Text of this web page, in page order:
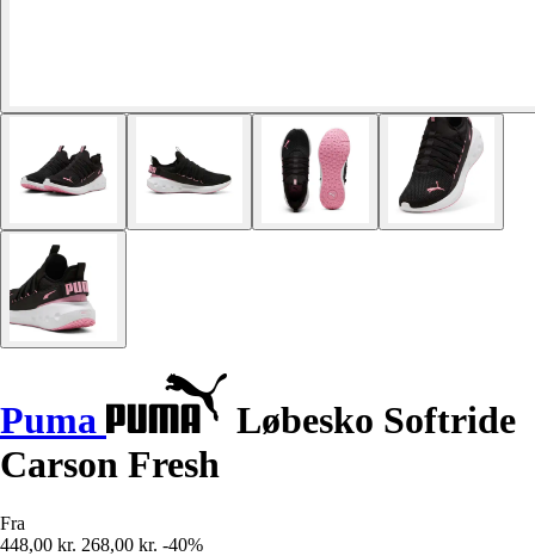
Puma
Løbesko Softride
Carson Fresh
Fra
448,00 kr. 268,00 kr. -40%